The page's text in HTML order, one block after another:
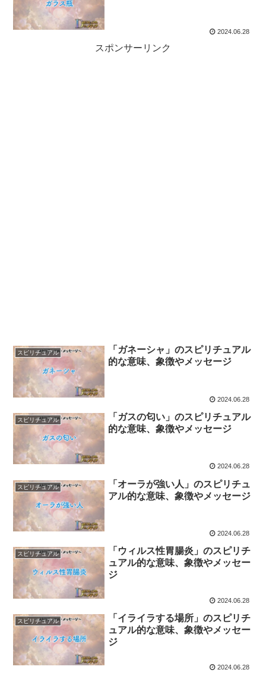
2024.06.28
スポンサーリンク
スピリチュアル
「ガネーシャ」のスピリチュアル
的な意味、象徴やメッセージ
2024.06.28
スピリチュアル
「ガスの匂い」のスピリチュアル
的な意味、象徴やメッセージ
2024.06.28
スピリチュアル
「オーラが強い人」のスピリチュ
アル的な意味、象徴やメッセージ
2024.06.28
スピリチュアル
「ウィルス性胃腸炎」のスピリチ
ュアル的な意味、象徴やメッセー
ジ
2024.06.28
スピリチュアル
「イライラする場所」のスピリチ
ュアル的な意味、象徴やメッセー
ジ
2024.06.28